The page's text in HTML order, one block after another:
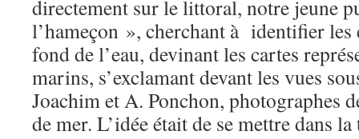
directement sur le littoral, notre jeune
l’hameçon », cherchant à identifier les
fond de l’eau, devinant les cartes
marins, s’exclamant devant les vues
Joachim et A. Ponchon, photographes
de mer. L’idée était de se mettre dans